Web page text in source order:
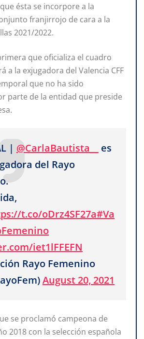
ésta se incorpore a la
franjirrojo de cara a la
2021/2022.
que oficializa el cuadro
a la exjugadora del Valencia CFF
que no ha sido
parte de la entidad que preside
| @CarlaBautista__
es
del Rayo
t.co/oDrz4SF27a#Va
iet1lFFEFN
Rayo Femenino
August 20, 2021
se proclamó campeona de
2018 con la selección española